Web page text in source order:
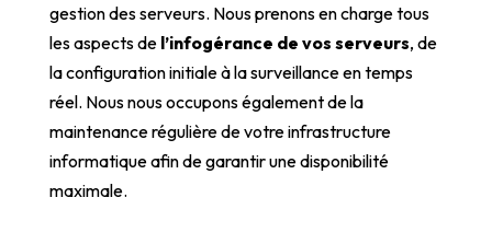
gestion des serveurs. Nous prenons en charge tous
les aspects de l’infogérance de vos serveurs, de
la configuration initiale à la surveillance en temps
réel. Nous nous occupons également de la
maintenance régulière de votre infrastructure
informatique afin de garantir une disponibilité
maximale.